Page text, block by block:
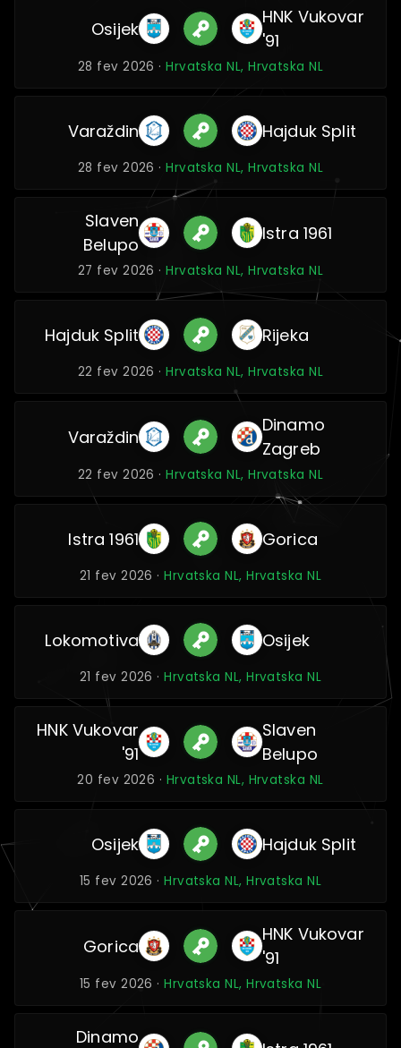
Osijek
HNK Vukovar
'91
28 fev 2026 ·Hrvatska NL, Hrvatska NL
Varaždin Hajduk Split
28 fev 2026 ·Hrvatska NL, Hrvatska NL
Slaven
Belupo
Istra 1961
27 fev 2026 ·Hrvatska NL, Hrvatska NL
Hajduk Split Rijeka
22 fev 2026 ·Hrvatska NL, Hrvatska NL
Varaždin
Dinamo
Zagreb
22 fev 2026 ·Hrvatska NL, Hrvatska NL
Istra 1961 Gorica
21 fev 2026 ·Hrvatska NL, Hrvatska NL
Lokomotiva Osijek
21 fev 2026 ·Hrvatska NL, Hrvatska NL
HNK Vukovar
'91
Slaven
Belupo
20 fev 2026 · Hrvatska NL, Hrvatska NL
Osijek Hajduk Split
15 fev 2026 ·Hrvatska NL, Hrvatska NL
Gorica
HNK Vukovar
'91
15 fev 2026 ·Hrvatska NL, Hrvatska NL
Dinamo